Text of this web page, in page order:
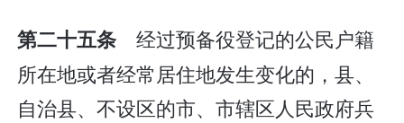
第二十五条经过预备役登记的公民户籍
所在地或者经常居住地发生变化的，县、
自治县、不设区的市、市辖区人民政府兵